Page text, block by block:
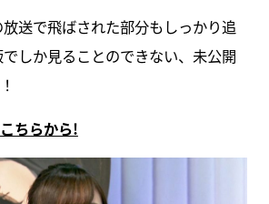
送で飛ばされた部分もしっかり追
しか見ることのできない、未公開
こちらから!